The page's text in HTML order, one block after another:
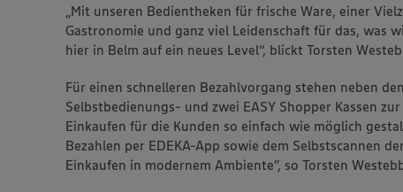
„Mit unseren Bedientheken für frische Ware, einer
Gastronomie und ganz viel Leidenschaft für das, was
hier in Belm auf ein neues Level“, blickt Torsten
Für einen schnelleren Bezahlvorgang stehen neben
Selbstbedienungs- und zwei EASY Shopper Kassen
Einkaufen für die Kunden so einfach wie möglich
Bezahlen per EDEKA-App sowie dem Selbstscannen
Einkaufen in modernem Ambiente”, so Torsten